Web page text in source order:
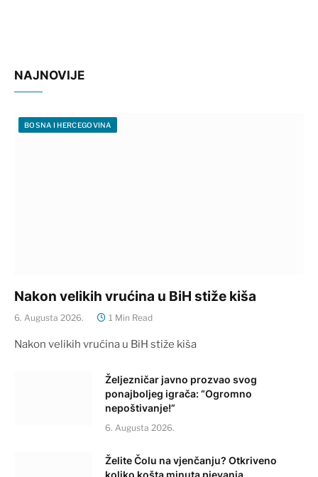
NAJNOVIJE
BOSNA I HERCEGOVINA
Nakon velikih vrućina u BiH stiže kiša
6. Augusta 2026. 1 Min Read
Nakon velikih vrućina u BiH stiže kiša
Željezničar javno prozvao svog
ponajboljeg igrača: “Ogromno
nepoštivanje!”
6. Augusta 2026.
Želite Čolu na vjenčanju? Otkriveno
koliko košta minuta pjevanja